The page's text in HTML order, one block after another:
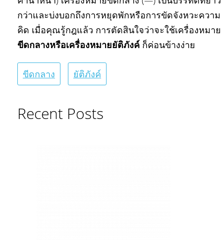
กว่าและบ่งบอกถึงการหยุดพักหรือการขัดจังหวะความ
คิด เมื่อคุณรู้กฎแล้ว การตัดสินใจว่าจะใช้เครื่องหมาย
ขีดกลางหรือเครื่องหมายยัติภังค์ ก็ค่อนข้างง่าย
ขีดกลาง ยัติภังค์
Recent Posts